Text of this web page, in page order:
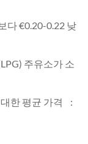
다 €0.20-0.22 낮
주유소가 소
한 평균 가격 :